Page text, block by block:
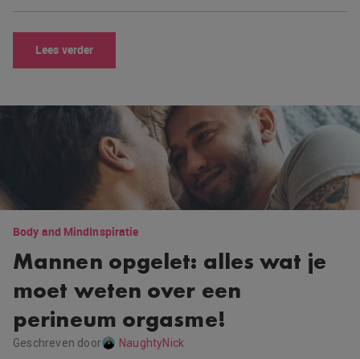
Lees verder
Body and MindInspiratie
Mannen opgelet: alles wat je
moet weten over een
perineum orgasme!
Geschreven door NaughtyNick